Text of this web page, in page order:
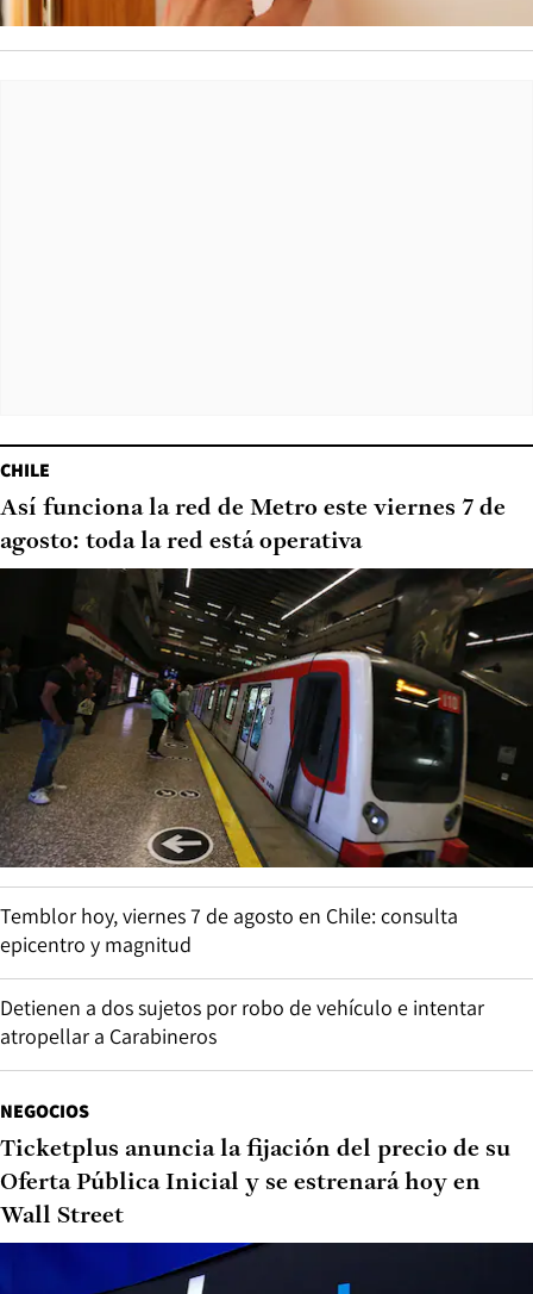
CHILE
Así funciona la red de Metro este viernes 7 de
agosto: toda la red está operativa
Temblor hoy, viernes 7 de agosto en Chile: consulta
epicentro y magnitud
Detienen a dos sujetos por robo de vehículo e intentar
atropellar a Carabineros
NEGOCIOS
Ticketplus anuncia la fijación del precio de su
Oferta Pública Inicial y se estrenará hoy en
Wall Street